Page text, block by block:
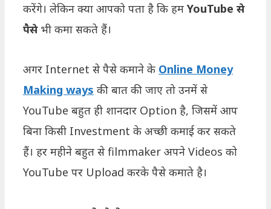
करेंगे। लेकिन क्या आपको पता है कि हम YouTube से
पैसेभी कमा सकते हैं।
अगर Internet से पैसे कमाने के Online Money
Making ways की बात की जाए तो उनमें से
YouTube बहुत ही शानदार Option है, जिसमें आप
बिना किसी Investment के अच्छी कमाई कर सकते
हैं। हर महीने बहुत से filmmaker अपने Videos को
YouTube पर Upload करके पैसे कमाते है।